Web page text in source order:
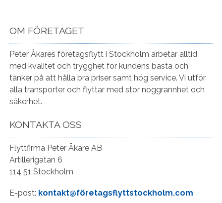
OM FÖRETAGET
Peter Åkares företagsflytt i Stockholm arbetar alltid
med kvalitet och trygghet för kundens bästa och
tänker på att hålla bra priser samt hög service. Vi utför
alla transporter och flyttar med stor noggrannhet och
säkerhet.
KONTAKTA OSS
Flyttfirma Peter Åkare AB
Artillerigatan 6
114 51 Stockholm
E-post: kontakt@företagsflyttstockholm.com